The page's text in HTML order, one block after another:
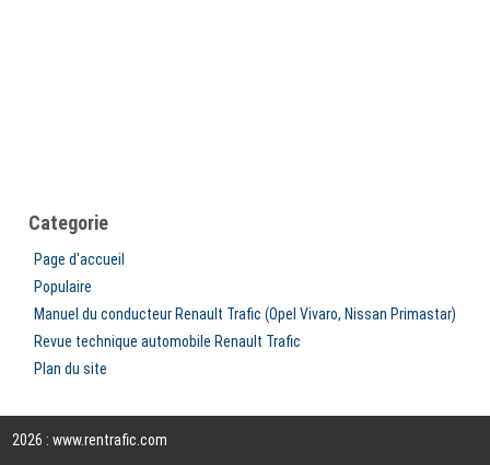
Categorie
Page d'accueil
Populaire
Manuel du conducteur Renault Trafic (Opel Vivaro, Nissan Primastar)
Revue technique automobile Renault Trafic
Plan du site
2026 : www.rentrafic.com